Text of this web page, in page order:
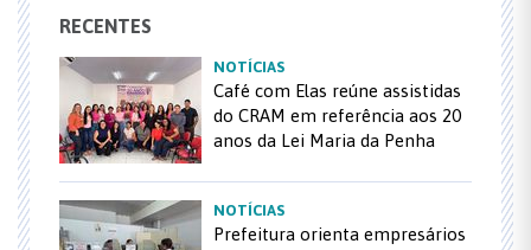
RECENTES
NOTÍCIAS
Café com Elas reúne assistidas
do CRAM em referência aos 20
anos da Lei Maria da Penha
NOTÍCIAS
Prefeitura orienta empresários